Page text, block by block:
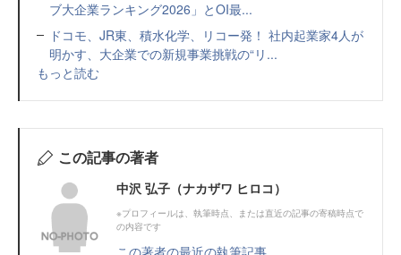
ブ大企業ランキング2026」とOI最...
ドコモ、JR東、積水化学、リコー発！ 社内起業家4人が
明かす、大企業での新規事業挑戦の“リ...
もっと読む
この記事の著者
中沢 弘子（ナカザワ ヒロコ）
※プロフィールは、執筆時点、または直近の記事の寄稿時点で
の内容です
この著者の最近の執筆記事